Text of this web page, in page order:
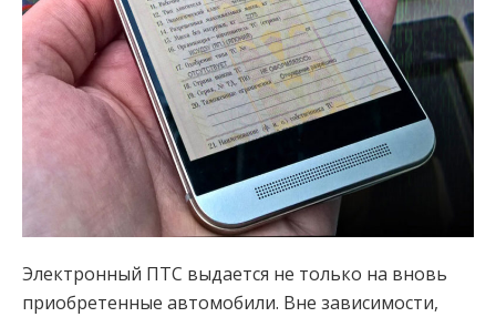
Электронный ПТС выдается не только на вновь
приобретенные автомобили. Вне зависимости,